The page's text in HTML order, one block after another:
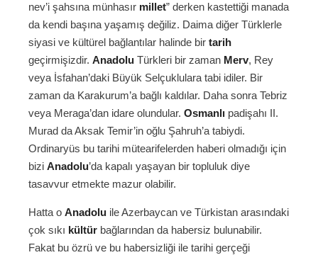
nev’i şahsına münhasır millet” derken kastettiği manada
da kendi başına yaşamış değiliz. Daima diğer Türklerle
siyasi ve kültürel bağlantılar halinde bir tarih
geçirmişizdir. Anadolu Türkleri bir zaman Merv, Rey
veya İsfahan’daki Büyük Selçuklulara tabi idiler. Bir
zaman da Karakurum’a bağlı kaldılar. Daha sonra Tebriz
veya Meraga’dan idare olundular. Osmanlı padişahı II.
Murad da Aksak Temir’in oğlu Şahruh’a tabiydi.
Ordinaryüs bu tarihi mütearifelerden haberi olmadığı için
bizi Anadolu’da kapalı yaşayan bir topluluk diye
tasavvur etmekte mazur olabilir.
Hatta o Anadolu ile Azerbaycan ve Türkistan arasındaki
çok sıkı kültür bağlarından da habersiz bulunabilir.
Fakat bu özrü ve bu habersizliği ile tarihi gerçeği